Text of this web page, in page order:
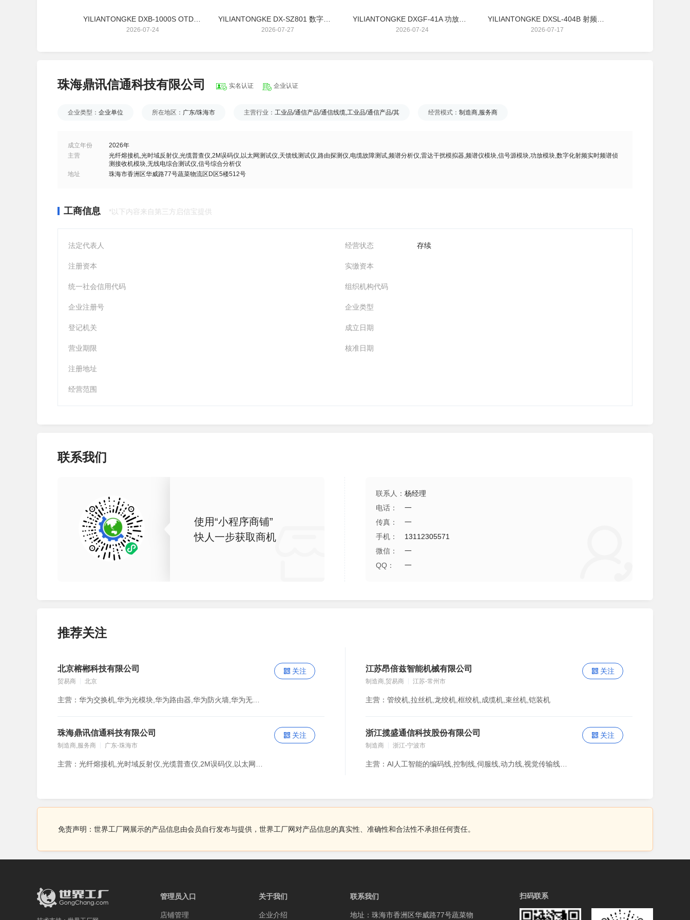
2026-07-24
YILIANTONGKE DX-SZ801 数字化射频实时频谱侦测接收机模块 100KHz～8GHz 80MHz
2026-07-27 2026-07-24
YILIANTONGKE DXSL-404B 射频信号源模块 4KHz-400MHz
2026-07-17
珠海鼎讯信通科技有限公司 实名认证 企业认证
企业类型： 企业单位 所在地区： 广东/珠海市 主营行业： 工业品/通信产品/通信线缆,工业品/通信产品/其 经营模式： 制造商,服务商
成立年份
2026年
主营
光纤熔接机,光时域反射仪,光缆普查仪,2M误码仪,以太网测试仪,天馈线测试仪,路由探测仪,电缆故障测试,频谱分析仪,雷达干扰模拟器,频谱仪模块,信号源模块,功放模块,数字化射频实时频谱侦
测接收机模块,无线电综合测试仪,信号综合分析仪
地址
珠海市香洲区华威路77号蔬菜物流区D区5楼512号
工商信息 *以下内容来自第三方启信宝提供
法定代表人 经营状态 存续
注册资本 实缴资本
统一社会信用代码 组织机构代码
企业注册号 企业类型
登记机关 成立日期
营业期限 核准日期
注册地址
经营范围
联系我们
使用“小程序商铺”
快人一步获取商机
联系人： 杨经理
电话：
一
传真：
一
手机：
13112305571
微信：
一
QQ：
一
推荐关注
北京榕郴科技有限公司
贸易商 北京
关注 江苏昂倍兹智能机械有限公司
制造商,贸易商 江苏-常州市
主营：管绞机,拉丝机,龙绞机,框绞机,成缆机,束丝机,铠装机
关注
珠海鼎讯信通科技有限公司
制造商,服务商 广东-珠海市
关注 浙江揽盛通信科技股份有限公司
制造商 浙江-宁波市
关注
免责声明：世界工厂网展示的产品信息由会员自行发布与提供，世界工厂网对产品信息的真实性、准确性和合法性不承担任何责任。
管理员入口
店铺管理
关于我们
企业介绍
联系我们
地址：珠海市香洲区华威路77号蔬菜物
扫码联系